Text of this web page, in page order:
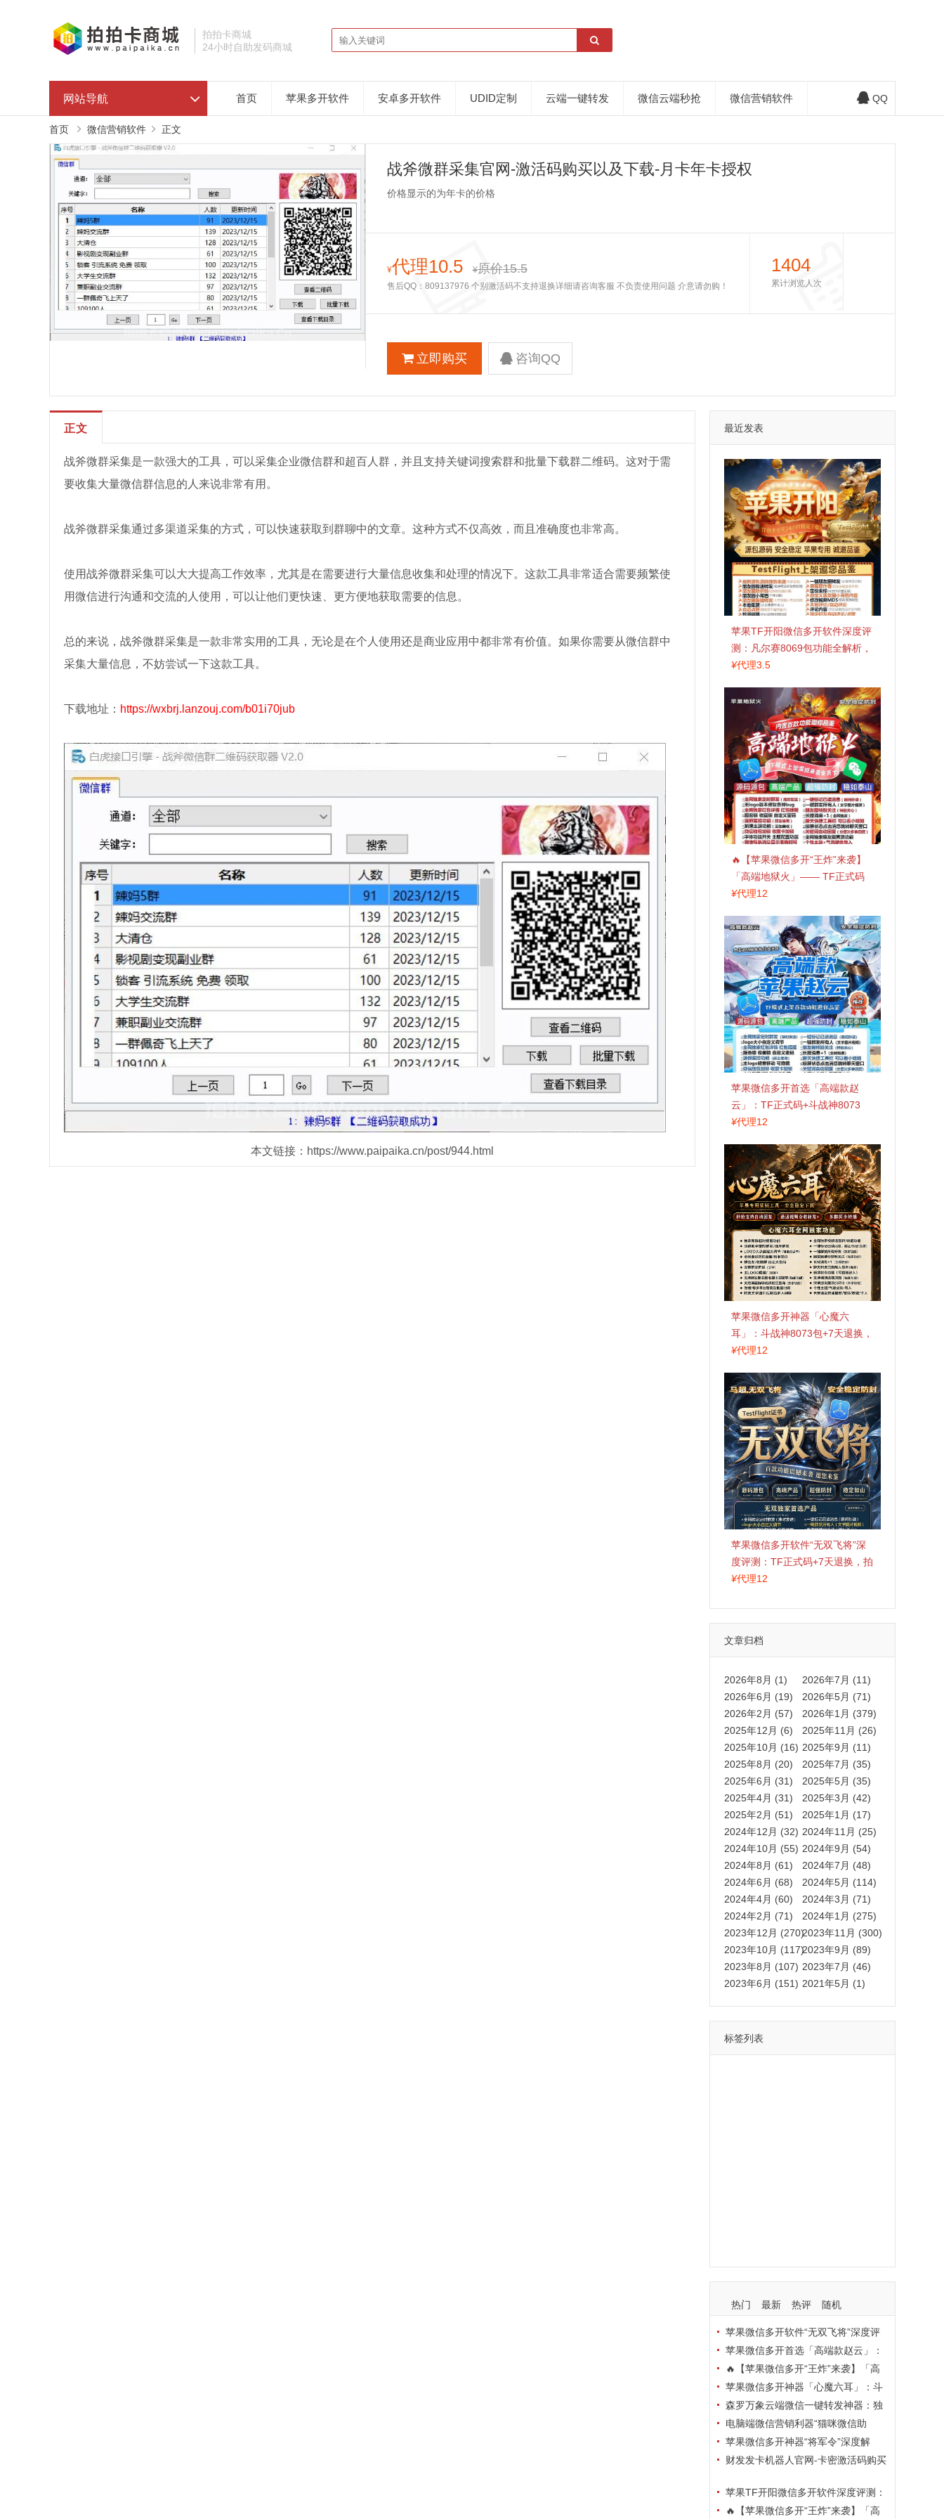
拍拍卡商城
24小时自助发码商城
网站导航 首页 苹果多开软件 安卓多开软件 UDID定制 云端一键转发 微信云端秒抢 微信营销软件 QQ
首页 微信营销软件 正文
战斧微群采集官网-激活码购买以及下载-月卡年卡授权
价格显示的为年卡的价格
¥代理10.5 ¥原价15.5
售后QQ：809137976 个别激活码不支持退换详细请咨询客服 不负责使用问题 介意请勿购！
1404
累计浏览人次
立即购买 咨询QQ
正文
战斧微群采集是一款强大的工具，可以采集企业微信群和超百人群，并且支持关键词搜索群和批量下载群二维码。这对于需
要收集大量微信群信息的人来说非常有用。
战斧微群采集通过多渠道采集的方式，可以快速获取到群聊中的文章。这种方式不仅高效，而且准确度也非常高。
使用战斧微群采集可以大大提高工作效率，尤其是在需要进行大量信息收集和处理的情况下。这款工具非常适合需要频繁使
用微信进行沟通和交流的人使用，可以让他们更快速、更方便地获取需要的信息。
总的来说，战斧微群采集是一款非常实用的工具，无论是在个人使用还是商业应用中都非常有价值。如果你需要从微信群中
采集大量信息，不妨尝试一下这款工具。
下载地址： https://wxbrj.lanzouj.com/b01i70jub
本文链接：https://www.paipaika.cn/post/944.html
最近发表
苹果TF开阳微信多开软件深度评
测：凡尔赛8069包功能全解析，
TestFlight稳定版上架，激活认准
¥代理3.5
🔥【苹果微信多开“王炸”来袭】
「高端地狱火」—— TF正式码
+斗战神8073包，7天退换，安全
¥代理12
苹果微信多开首选「高端款赵
云」：TF正式码+斗战神8073
包，7天退换认准拍拍卡激活码
¥代理12
苹果微信多开神器「心魔六
耳」：斗战神8073包+7天退换，
认准拍拍卡激活码商城
¥代理12
苹果微信多开软件“无双飞将”深
度评测：TF正式码+7天退换，拍
拍卡激活码商城正品保障
¥代理12
文章归档
2026年8月 (1)
2026年7月 (11)
2026年6月 (19)
2026年5月 (71)
2026年2月 (57)
2026年1月 (379)
2025年12月 (6)
2025年11月 (26)
2025年10月 (16) 2025年9月 (11)
2025年8月 (20)
2025年7月 (35)
2025年6月 (31)
2025年5月 (35)
2025年4月 (31)
2025年3月 (42)
2025年2月 (51)
2025年1月 (17)
2024年12月 (32) 2024年11月 (25)
2024年10月 (55) 2024年9月 (54)
2024年8月 (61)
2024年7月 (48)
2024年6月 (68)
2024年5月 (114)
2024年4月 (60)
2024年3月 (71)
2024年2月 (71)
2024年1月 (275)
2023年12月 (270)2023年11月 (300)
2023年10月 (117)2023年9月 (89)
2023年8月 (107) 2023年7月 (46)
2023年6月 (151) 2021年5月 (1)
标签列表
热门 最新 热评 随机
苹果微信多开软件“无双飞将”深度评
测：TF正式码+7天退换，拍拍卡激活
码商城正品保障
苹果微信多开首选「高端款赵云」：
TF正式码+斗战神8073包，7天退换认
准拍拍卡激活码商城
🔥【苹果微信多开“王炸”来袭】「高
端地狱火」—— TF正式码+斗战神807
3包，7天退换，安全防封，多开自由触
手可及！
苹果微信多开神器「心魔六耳」：斗
战神8073包+7天退换，认准拍拍卡激
活码商城
森罗万象云端微信一键转发神器：独
家源码·安全防封·月卡季卡半年卡年卡
授权，7天无理由退换！
电脑端微信营销利器“猫咪微信助
手”深度评测：7大模块功能全解析，多
卡种授权灵活选
苹果微信多开神器“将军令”深度解
析：8073版本包+TF外侧码，微商营销
财发发卡机器人官网-卡密激活码购买
换苹果TF开阳微信多开软件深度评测：
凡尔赛8069包功能全解析，TestFlight
🔥【苹果微信多开“王炸”来袭】「高